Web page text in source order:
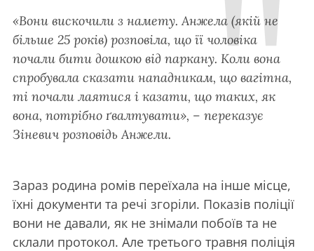
«Вони вискочили з намету. Анжела (якій не
більше 25 років) розповіла, що її чоловіка
почали бити дошкою від паркану. Коли вона
спробувала сказати нападникам, що вагітна,
ті почали лаятися і казати, що таких, як
вона, потрібно ґвалтувати», – переказує
Зіневич розповідь Анжели.
Зараз родина ромів переїхала на інше місце,
їхні документи та речі згоріли. Показів поліції
вони не давали, як не знімали побоїв та не
склали протокол. Але третього травня поліція